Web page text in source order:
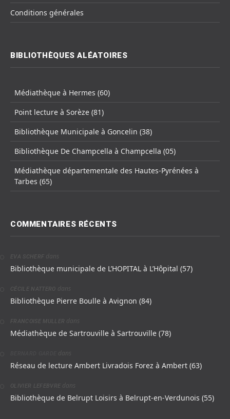
Conditions générales
BIBLIOTHÈQUES ALÉATOIRES
Médiathèque à Hermes (60)
Point lecture à Sorèze (81)
Bibliothèque Municipale à Goncelin (38)
Bibliothèque De Champcella à Champcella (05)
Médiathèque départementale des Hautes-Pyrénées à
Tarbes (65)
COMMENTAIRES RÉCENTS
EVA SCHERF dans
Bibliothèque municipale de L’HOPITAL à L’Hôpital (57)
CÉCILE NATTERO dans
Bibliothèque Pierre Boulle à Avignon (84)
FRANCOISE MULLER dans
Médiathèque de Sartrouville à Sartrouville (78)
dans
Réseau de lecture Ambert Livradois Forez à Ambert (63)
OLIVIER LEFEBVRE dans
Bibliothèque de Belrupt Loisirs à Belrupt-en-Verdunois (55)